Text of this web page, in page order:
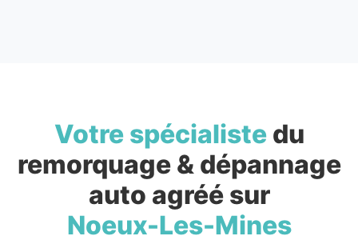
Votre spécialistedu
remorquage & dépannage
auto agréé sur
Noeux-Les-Mines